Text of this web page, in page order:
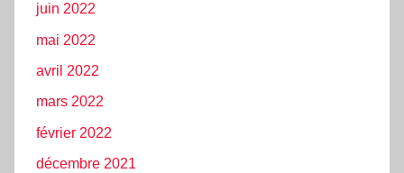
juin 2022
mai 2022
avril 2022
mars 2022
février 2022
décembre 2021